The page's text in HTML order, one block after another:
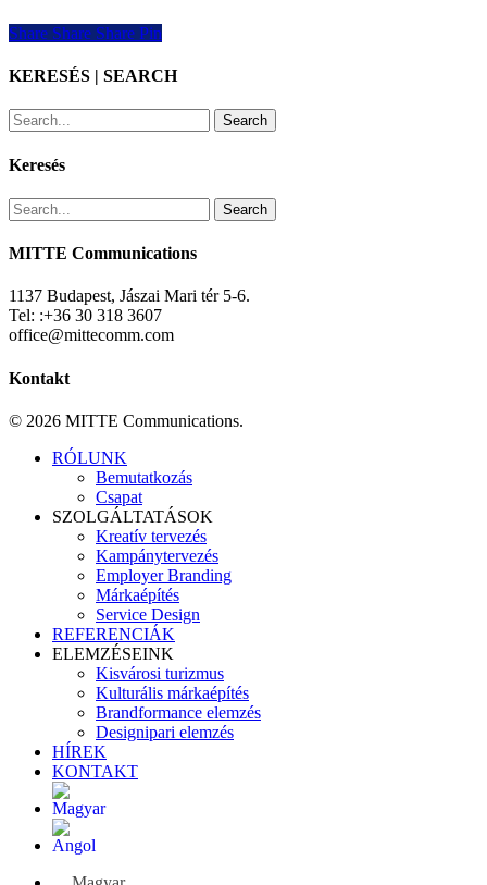
Share
Share Share Share Pin
KERESÉS | SEARCH
Search
Keresés
Search
MITTE Communications
1137 Budapest, Jászai Mari tér 5-6.
Tel: :+36 30 318 3607
office@mittecomm.com
Kontakt
© 2026 MITTE Communications.
Close
RÓLUNK
Bemutatkozás
Csapat
SZOLGÁLTATÁSOK
Kreatív tervezés
Kampánytervezés
Employer Branding
Márkaépítés
Service Design
REFERENCIÁK
ELEMZÉSEINK
Kisvárosi turizmus
Kulturális márkaépítés
Brandformance elemzés
Designipari elemzés
HÍREK
KONTAKT